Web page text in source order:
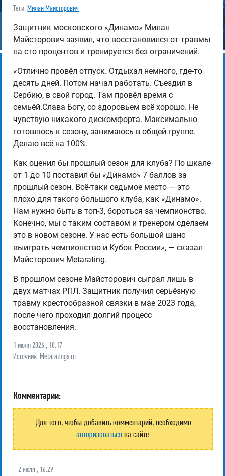
Теги:Милан Майсторович
Защитник московского «Динамо» Милан
Майсторович заявил, что восстановился от травмы
на сто процентов и тренируется без ограничений.
«Отлично провёл отпуск. Отдыхал немного, где-то
десять дней. Потом начал работать. Съездил в
Сербию, в свой город. Там провёл время с
семьёй.Слава Богу, со здоровьем всё хорошо. Не
чувствую никакого дискомфорта. Максимально
готовлюсь к сезону, занимаюсь в общей группе.
Делаю всё на 100%.
Как оценил бы прошлый сезон для клуба? По шкале
от 1 до 10 поставил бы «Динамо» 7 баллов за
прошлый сезон. Всё-таки седьмое место — это
плохо для такого большого клуба, как «Динамо».
Нам нужно быть в топ-3, бороться за чемпионство.
Конечно, мы с таким составом и тренером сделаем
это в новом сезоне. У нас есть большой шанс
выиграть чемпионство и Кубок России», — сказал
Майсторович Metarating.
В прошлом сезоне Майсторович сыграл лишь в
двух матчах РПЛ. Защитник получил серьёзную
травму крестообразной связки в мае 2023 года,
после чего проходил долгий процесс
восстановления.
1 июля 2026 , 18:17
Источник: Metaratings.ru
Комментарии:
Для того, чтобы добавить комментарий, необходимо
авторизоваться на сайте.
2 июля , 16:29